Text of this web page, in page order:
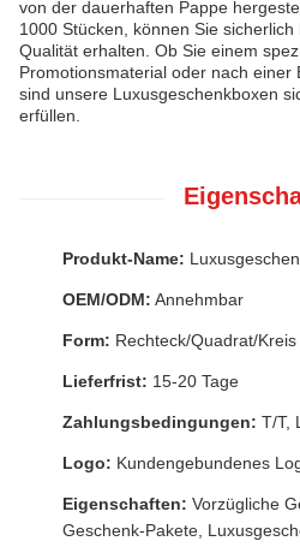
von der dauerhaften Pappe
1000 Stücken, können Sie
Qualität erhalten. Ob Sie einem
Promotionsmaterial oder nach einer
sind unsere Luxusgeschenkboxen
erfüllen.
Produkt-Name:
OEM/ODM: Annehmbar
Form: Rechteck/Quadrat/Kreis
Lieferfrist: 15-20 Tage
Zahlungsbedingungen: T/T,
Logo: Kundengebundenes
Eigenschaften: Vorzügliche
Geschenk-Pakete,